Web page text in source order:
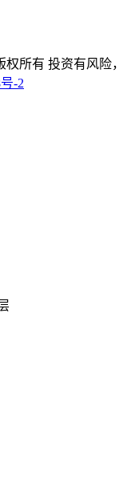
所有 投资有风险，
-2